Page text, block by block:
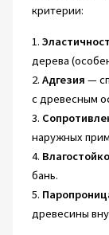
критерии:
1.
дерева
2. Адгезия —
с древесным
3.
наружных
4.
бань.
5.
древесины